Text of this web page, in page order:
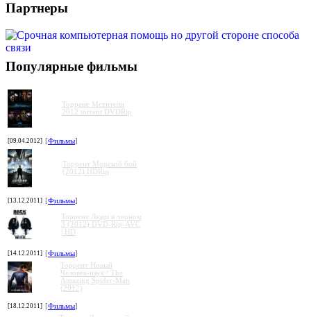
Партнеры
Популярные фильмы
Торрент Мстители
2012 torrent DVDRip
[09.04.2012] [Фильмы]
Торрент Морской бой
(2012) HDRip
[13.12.2011] [Фильмы]
Торрент Люди в черном
3 (2012) DVD-Rip-AVC
| HD
[14.12.2011] [Фильмы]
Торрент Новый
Человек-паук / The
Amazing Spider-Man
(2012)
[18.12.2011] [Фильмы]